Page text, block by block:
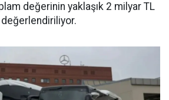
değerinin yaklaşık 2 milyar TL